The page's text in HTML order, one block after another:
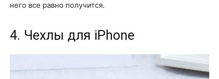
него все равно получится.
4. Чехлы для iPhone